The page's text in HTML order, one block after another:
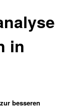
in
besseren